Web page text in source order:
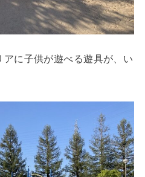
に子供が遊べる遊具が、い